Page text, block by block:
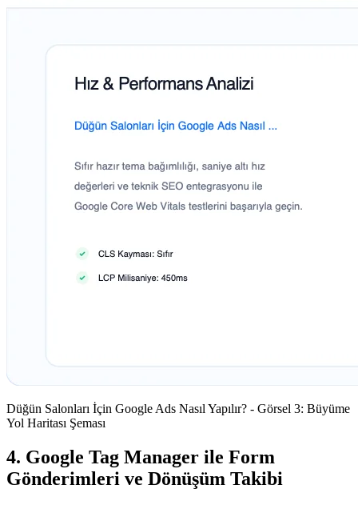
Düğün Salonları İçin Google Ads Nasıl Yapılır? - Görsel 3: Büyüme
Yol Haritası Şeması
4. Google Tag Manager ile Form
Gönderimleri ve Dönüşüm Takibi